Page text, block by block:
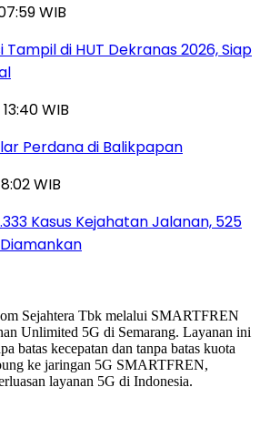
WIB
Tampil di HUT Dekranas 2026, Siap
WIB
Perdana di Balikpapan
WIB
Kasus Kejahatan Jalanan, 525